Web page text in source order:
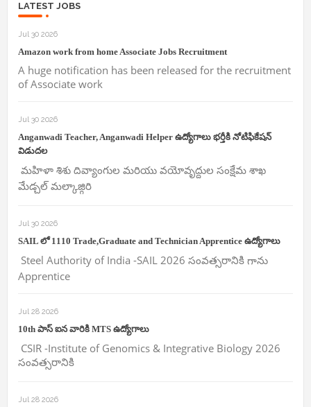
LATEST JOBS
Jul 30 2026
Amazon work from home Associate Jobs Recruitment
A huge notification has been released for the recruitment
of Associate work
Jul 30 2026
Anganwadi Teacher, Anganwadi Helper ఉద్యోగాలు భర్తీకి నోటిఫికేషన్
విడుదల
మహిళా శిశు దివ్యాంగుల మరియు వయోవృద్దుల సంక్షేమ శాఖ
మేడ్చల్ మల్కాజ్గిరి
Jul 30 2026
SAIL లో 1110 Trade,Graduate and Technician Apprentice ఉద్యోగాలు
Steel Authority of India -SAIL 2026 సంవత్సరానికి గాను
Apprentice
Jul 28 2026
10th పాస్ ఐన వారికి MTS ఉద్యోగాలు
CSIR -Institute of Genomics & Integrative Biology 2026
సంవత్సరానికి
Jul 28 2026